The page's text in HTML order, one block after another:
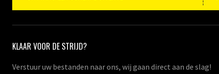
KLAAR VOOR DE STRIJD?
Verstuur uw bestanden naar ons, wij gaan direct aan de slag!